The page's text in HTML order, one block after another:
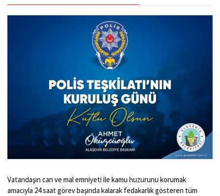
Vatandaşın can ve mal emniyeti ile kamu huzurunu korumak
amacıyla 24 saat görev başında kalarak fedakarlık gösteren tüm